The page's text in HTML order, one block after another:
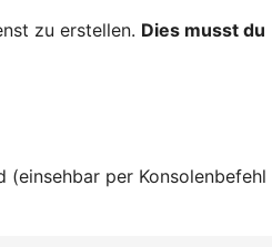
zu erstellen. Dies musst du
per Konsolenbefehl